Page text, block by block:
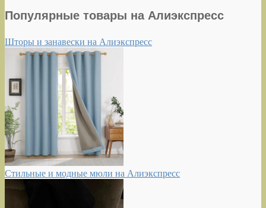
Популярные товары на Алиэкспресс
Шторы и занавески на Алиэкспресс
Стильные и модные мюли на Алиэкспресс